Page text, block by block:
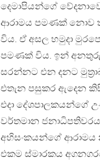
දෙමාපියන්ගේ
ආරාමය පමණක් නොව
විය. ඒ අසල හමුදා
පමණක් විය. ඉන්
සරන්නට එන දනට
එතැන පසුකර ඇදෙන
එදා දේශපාලකයන්ගේ
වර්තමාන
අහිසංකයන්ගේ
එකම ස්මාරකය